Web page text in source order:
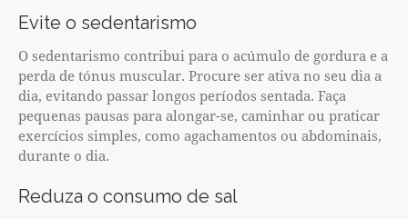
Evite o sedentarismo
O sedentarismo contribui para o acúmulo de gordura e a
perda de tónus muscular. Procure ser ativa no seu dia a
dia, evitando passar longos períodos sentada. Faça
pequenas pausas para alongar-se, caminhar ou praticar
exercícios simples, como agachamentos ou abdominais,
durante o dia.
Reduza o consumo de sal